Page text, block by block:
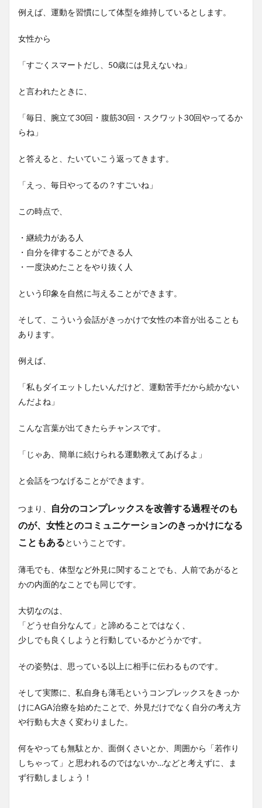
例えば、運動を習慣にして体型を維持しているとします。
女性から
「すごくスマートだし、50歳には見えないね」
と言われたときに、
「毎日、腕立て30回・腹筋30回・スクワット30回やってるか
らね」
と答えると、たいていこう返ってきます。
「えっ、毎日やってるの？すごいね」
この時点で、
・継続力がある人
・自分を律することができる人
・一度決めたことをやり抜く人
という印象を自然に与えることができます。
そして、こういう会話がきっかけで女性の本音が出ることも
あります。
例えば、
「私もダイエットしたいんだけど、運動苦手だから続かない
んだよね」
こんな言葉が出てきたらチャンスです。
「じゃあ、簡単に続けられる運動教えてあげるよ」
と会話をつなげることができます。
つまり、
自分のコンプレックスを改善する過程そのも
のが、女性とのコミュニケーションのきっかけになる
こともあるということです。
薄毛でも、体型など外見に関することでも、人前であがると
かの内面的なことでも同じです。
大切なのは、
「どうせ自分なんて」と諦めることではなく、
少しでも良くしようと行動しているかどうかです。
その姿勢は、思っている以上に相手に伝わるものです。
そして実際に、私自身も薄毛というコンプレックスをきっか
けにAGA治療を始めたことで、外見だけでなく自分の考え方
や行動も大きく変わりました。
何をやっても無駄とか、面倒くさいとか、周囲から「若作り
しちゃって」と思われるのではないか…などと考えずに、ま
ず行動しましょう！